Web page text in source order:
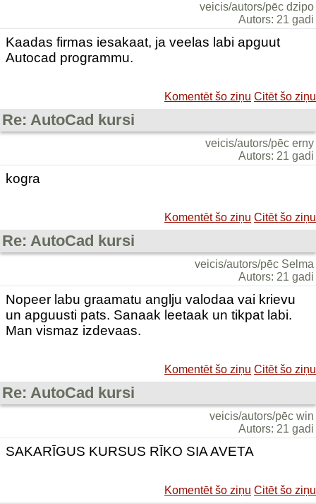
veicis/autors/pēc dzipo
Autors: 21 gadi
Kaadas firmas iesakaat, ja veelas labi apguut
Autocad programmu.
Komentēt šo ziņu Citēt šo ziņu
Re: AutoCad kursi
veicis/autors/pēc erny
Autors: 21 gadi
kogra
Komentēt šo ziņu Citēt šo ziņu
Re: AutoCad kursi
veicis/autors/pēc Selma
Autors: 21 gadi
Nopeer labu graamatu anglju valodaa vai krievu
un apguusti pats. Sanaak leetaak un tikpat labi.
Man vismaz izdevaas.
Komentēt šo ziņu Citēt šo ziņu
Re: AutoCad kursi
veicis/autors/pēc win
Autors: 21 gadi
SAKARĪGUS KURSUS RĪKO SIA AVETA
Komentēt šo ziņu Citēt šo ziņu